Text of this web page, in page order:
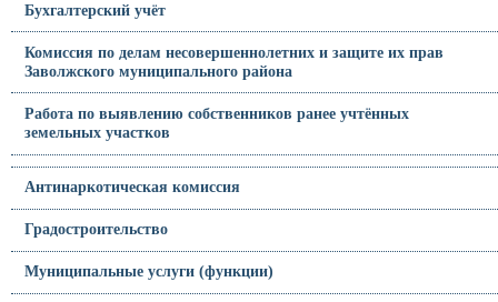
Бухгалтерский учёт
Комиссия по делам несовершеннолетних и защите их прав
Заволжского муниципального района
Работа по выявлению собственников ранее учтённых
земельных участков
Антинаркотическая комиссия
Градостроительство
Муниципальные услуги (функции)